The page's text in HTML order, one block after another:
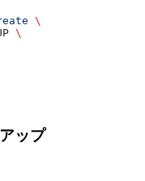
\
\
ップ